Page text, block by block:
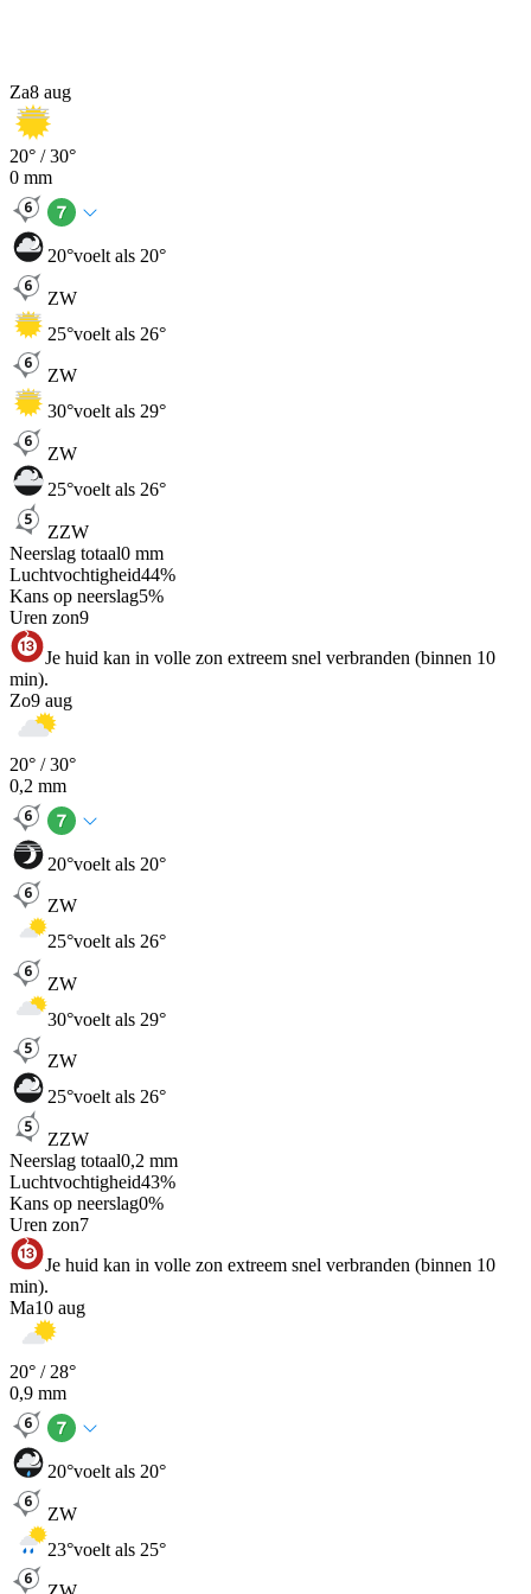
Za8 aug
20° /30°
0 mm
20°voelt als 20°
ZW
25°voelt als 26°
ZW
30°voelt als 29°
ZW
25°voelt als 26°
ZZW
Neerslag totaal0 mm
Luchtvochtigheid44%
Kans op neerslag5%
Uren zon9
Je huid kan in volle zon extreem snel verbranden (binnen 10
min).
Zo9 aug
20° /30°
0,2 mm
20°voelt als 20°
ZW
25°voelt als 26°
ZW
30°voelt als 29°
ZW
25°voelt als 26°
ZZW
Neerslag totaal0,2 mm
Luchtvochtigheid43%
Kans op neerslag0%
Uren zon7
Je huid kan in volle zon extreem snel verbranden (binnen 10
min).
Ma10 aug
20° / 28°
0,9 mm
20°voelt als 20°
ZW
23°voelt als 25°